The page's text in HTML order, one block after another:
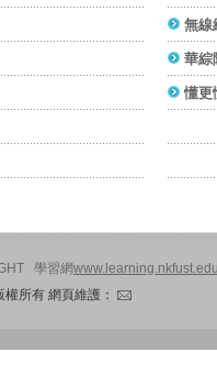
無線
華綜
懂更
學習網
所有 網頁維護：